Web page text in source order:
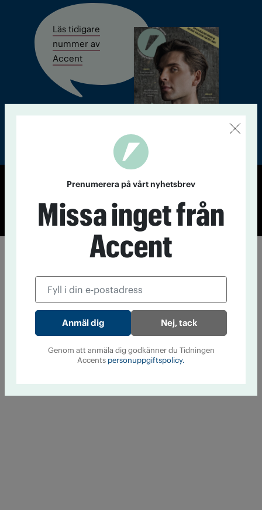
Läs tidigare
nummer av
Accent
Cookiepolicy
Personuppgiftspolicy
Prenumerera på vårt nyhetsbrev
Missa inget från
Accent
Nej, tack
Genom att anmäla dig godkänner du Tidningen
Accents personuppgiftspolicy.